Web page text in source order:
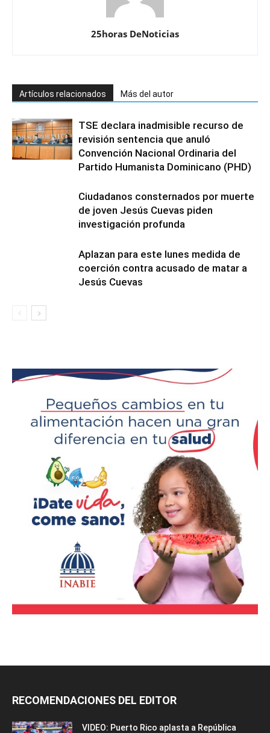
25horas DeNoticias
Artículos relacionados Más del autor
TSE declara inadmisible recurso de
revisión sentencia que anuló
Convención Nacional Ordinaria del
Partido Humanista Dominicano (PHD)
Ciudadanos consternados por muerte
de joven Jesús Cuevas piden
investigación profunda
Aplazan para este lunes medida de
coerción contra acusado de matar a
Jesús Cuevas
RECOMENDACIONES DEL EDITOR
VIDEO: Puerto Rico aplasta a República